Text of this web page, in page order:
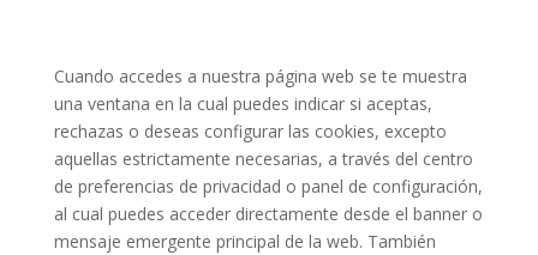
Cuando accedes a nuestra página web se te muestra
una ventana en la cual puedes indicar si aceptas,
rechazas o deseas configurar las cookies, excepto
aquellas estrictamente necesarias, a través del centro
de preferencias de privacidad o panel de configuración,
al cual puedes acceder directamente desde el banner o
mensaje emergente principal de la web. También